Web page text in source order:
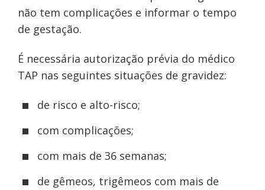
não tem complicações e informar o tempo
de gestação.
É necessária autorização prévia do médico
TAP nas seguintes situações de gravidez:
de risco e alto-risco;
com complicações;
com mais de 36 semanas;
de gêmeos, trigêmeos com mais de